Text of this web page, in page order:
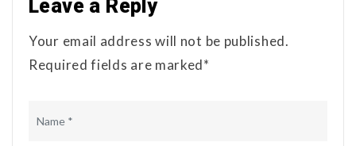
Leave a Reply
Your email address will not be published.
Required fields are marked*